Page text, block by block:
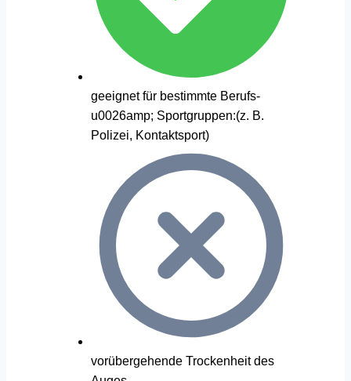
geeignet für bestimmte Berufs-
u0026amp; Sportgruppen:(z. B.
Polizei, Kontaktsport)
vorübergehende Trockenheit des